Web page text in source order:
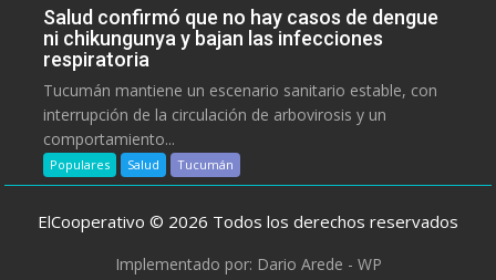
Salud confirmó que no hay casos de dengue
ni chikungunya y bajan las infecciones
respiratoria
Tucumán mantiene un escenario sanitario estable, con
interrupción de la circulación de arbovirosis y un
comportamiento...
Populares Salud Tucumán
ElCooperativo © 2026 Todos los derechos reservados